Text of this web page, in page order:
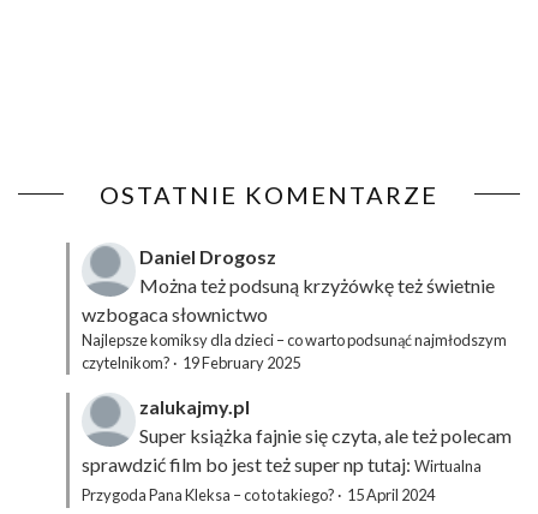
OSTATNIE KOMENTARZE
Daniel Drogosz
Można też podsuną krzyżówkęteż świetnie
wzbogaca słownictwo
Najlepsze komiksy dla dzieci – co warto podsunąć najmłodszym
czytelnikom? · 19 February 2025
zalukajmy.pl
Super książka fajnie się czyta, ale też polecam
sprawdzić film bo jest też super np tutaj: Wirtualna
Przygoda Pana Kleksa – co to takiego? · 15 April 2024